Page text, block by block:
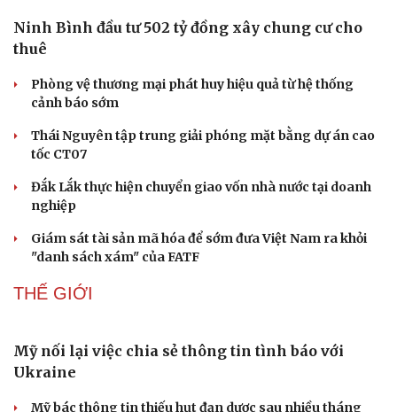
phòng, chống tham nhũng
VOV.VN - Theo ông Phan Đình Trạc, Trưởng Ban Nội chính Trung
trong cuộc đấu tranh phòng, chống tham nhũng, tiêu cực, bảo vệ
quyền lợi của nhân dân.
KINH TẾ
Ninh Bình đầu tư 502 tỷ đồng xây chung cư cho
thuê
cảnh báo sớm
tốc CT07
Đắk Lắk thực hiện chuyển giao vốn nhà nước tại doanh